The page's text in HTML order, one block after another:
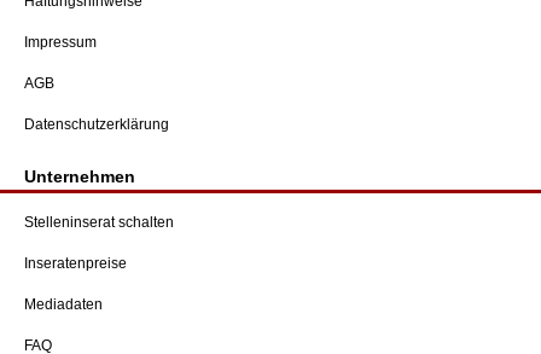
Impressum
AGB
Datenschutzerklärung
Unternehmen
Stelleninserat schalten
Inseratenpreise
Mediadaten
FAQ